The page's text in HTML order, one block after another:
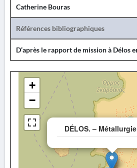
Catherine Bouras
Références bibliographiques
D’après le rapport de mission à Délos
DÉLOS. –
+
−